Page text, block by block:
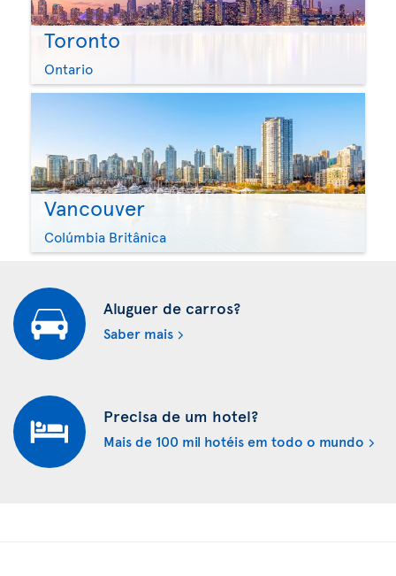
Toronto
Ontario
Vancouver
Colúmbia Britânica
Aluguer de carros?
Saber mais
Precisa de um hotel?
Mais de 100 mil hotéis em todo o mundo